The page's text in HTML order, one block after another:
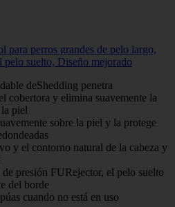
para perros grandes de pelo largo,
suelto, Diseño mejorado
deShedding penetra
cobertora y elimina suavemente la
piel
sobre la piel y la protege
y el contorno natural de la cabeza y
presión FURejector, el pelo suelto
del borde
cuando no está en uso